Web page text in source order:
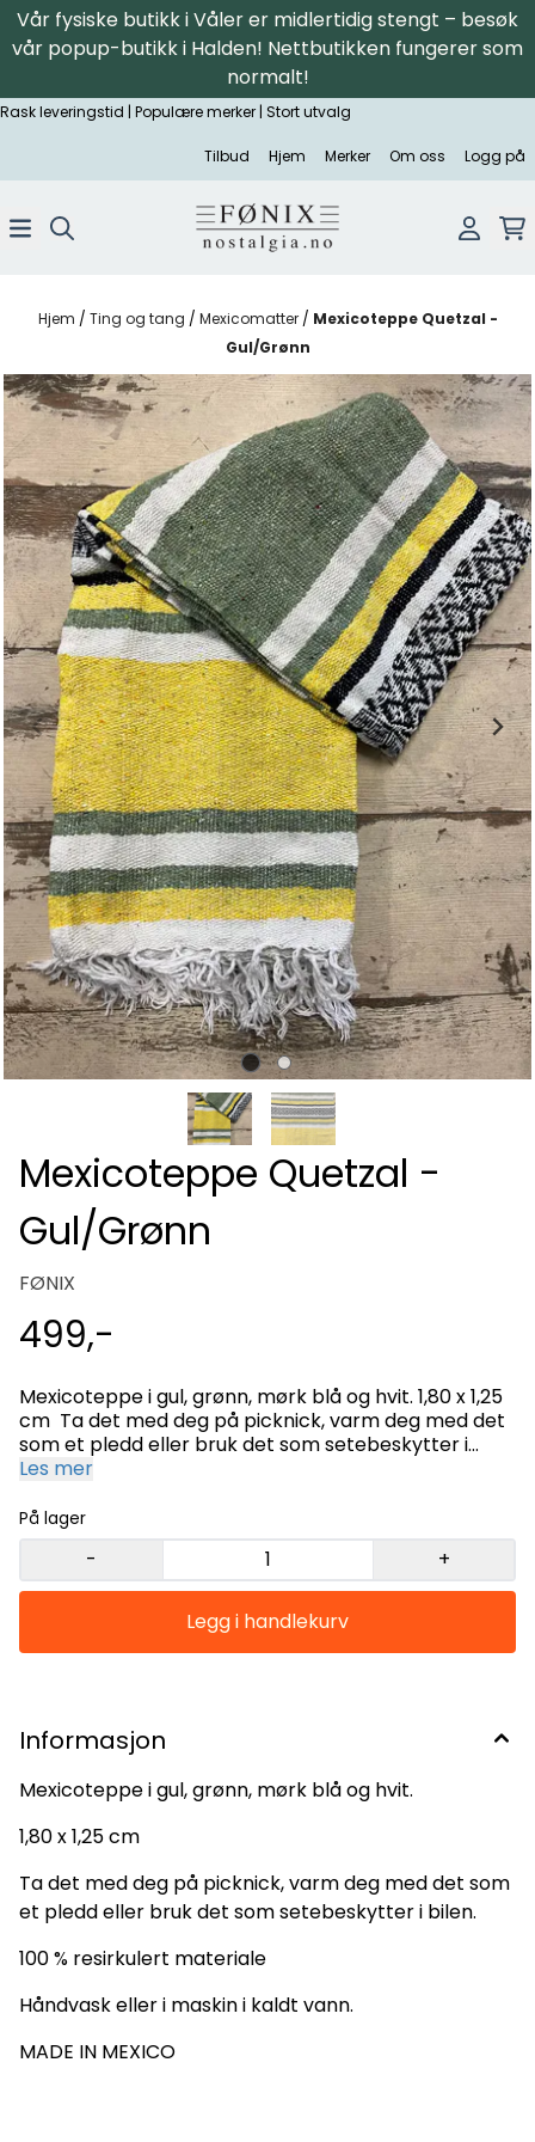
Hopp til innhold
Vår fysiske butikk i Våler er midlertidig stengt – besøk
vår popup-butikk i Halden! Nettbutikken fungerer som
normalt!
Rask leveringstid | Populære merker | Stort utvalg
Tilbud Hjem Merker Om oss Logg på
Hjem / Ting og tang / Mexicomatter / Mexicoteppe Quetzal -
Gul/Grønn
Mexicoteppe Quetzal -
Gul/Grønn
FØNIX
499,-
Mexicoteppe i gul, grønn, mørk blå og hvit. 1,80 x 1,25
cm Ta det med deg på picknick, varm deg med det
som et pledd eller bruk det som setebeskytter i
bilen. 100 % resirkulert materiale Håndvask eller i
Les mer
På lager
- +
Informasjon
Mexicoteppe i gul, grønn, mørk blå og hvit.
1,80 x 1,25 cm
Ta det med deg på picknick, varm deg med det som
et pledd eller bruk det som setebeskytter i bilen.
100 % resirkulert materiale
Håndvask eller i maskin i kaldt vann.
MADE IN MEXICO